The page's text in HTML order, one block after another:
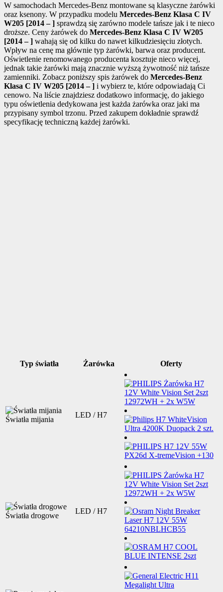
W samochodach Mercedes-Benz montowane są klasyczne żarówki
oraz ksenony. W przypadku modelu Mercedes-Benz Klasa C IV
W205 [2014 – ] sprawdzą się zarówno modele tańsze jak i te nieco
droższe. Ceny żarówek do Mercedes-Benz Klasa C IV W205
[2014 – ] wahają się od kilku do nawet kilkudziesięciu złotych.
Wpływ na cenę ma głównie typ żarówki, barwa oraz producent.
Oświetlenie renomowanego producenta kosztuje nieco więcej,
jednak takie żarówki mają znacznie wyższą żywotność niż tańsze
zamienniki. Zobacz poniższy spis żarówek do Mercedes-Benz
Klasa C IV W205 [2014 – ] i wybierz te, które odpowiadają Ci
cenowo. Na liście znajdziesz dodatkowo informację, do jakiego
typu oświetlenia dedykowana jest każda żarówka oraz jaki ma
przypisany symbol trzonu. Przed zakupem dokładnie sprawdź
specyfikację techniczną każdej żarówki.
Typ światła Żarówka Oferty
Światła mijania
LED / H7
Światła drogowe
LED / H7